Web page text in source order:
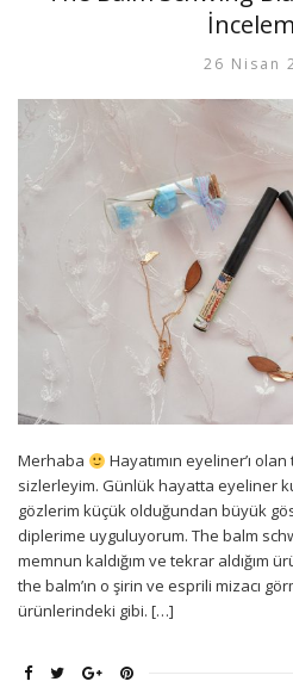
26 Nisan
Merhaba
Hayatımın eyeliner’ı
sizlerleyim. Günlük hayatta eyeliner
gözlerim küçük olduğundan büyük
diplerime uyguluyorum. The balm
memnun kaldığım ve tekrar aldığım
the balm’ın o şirin ve esprili mizacı
ürünlerindeki gibi. […]